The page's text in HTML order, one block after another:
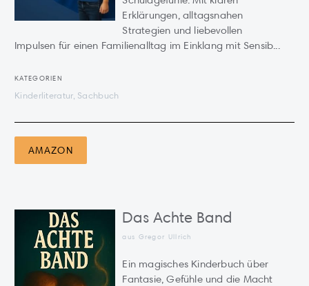
Erklärungen, alltagsnahen
Strategien und liebevollen
Impulsen für einen Familienalltag im Einklang mit Sensib...
KATEGORIEN
Kinderliteratur, Sachbuch
AMAZON
Das Achte Band
aus Gregor Ullrich
Ein magisches Kinderbuch über
Fantasie, Gefühle und die Macht